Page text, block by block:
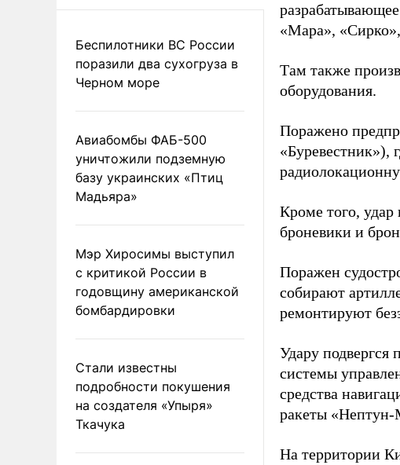
Беспилотники ВС России
поразили два сухогруза в
Черном море
Авиабомбы ФАБ-500
уничтожили подземную
базу украинских «Птиц
Мадьяра»
Мэр Хиросимы выступил
с критикой России в
годовщину американской
бомбардировки
Стали известны
подробности покушения
на создателя «Упыря»
Ткачука
«Мара»,
Там также
оборудования.
Поражено
«Буревестник»),
Кроме того,
броневики и
Поражен
собирают
ремонтируют
Удару подвергся
системы
средства
ракеты
На территории